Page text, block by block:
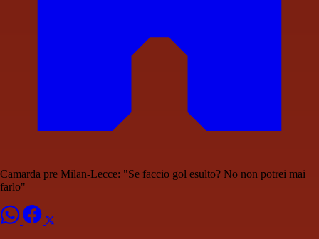
Camarda pre Milan-Lecce: "Se faccio gol esulto? No non potrei mai
farlo"